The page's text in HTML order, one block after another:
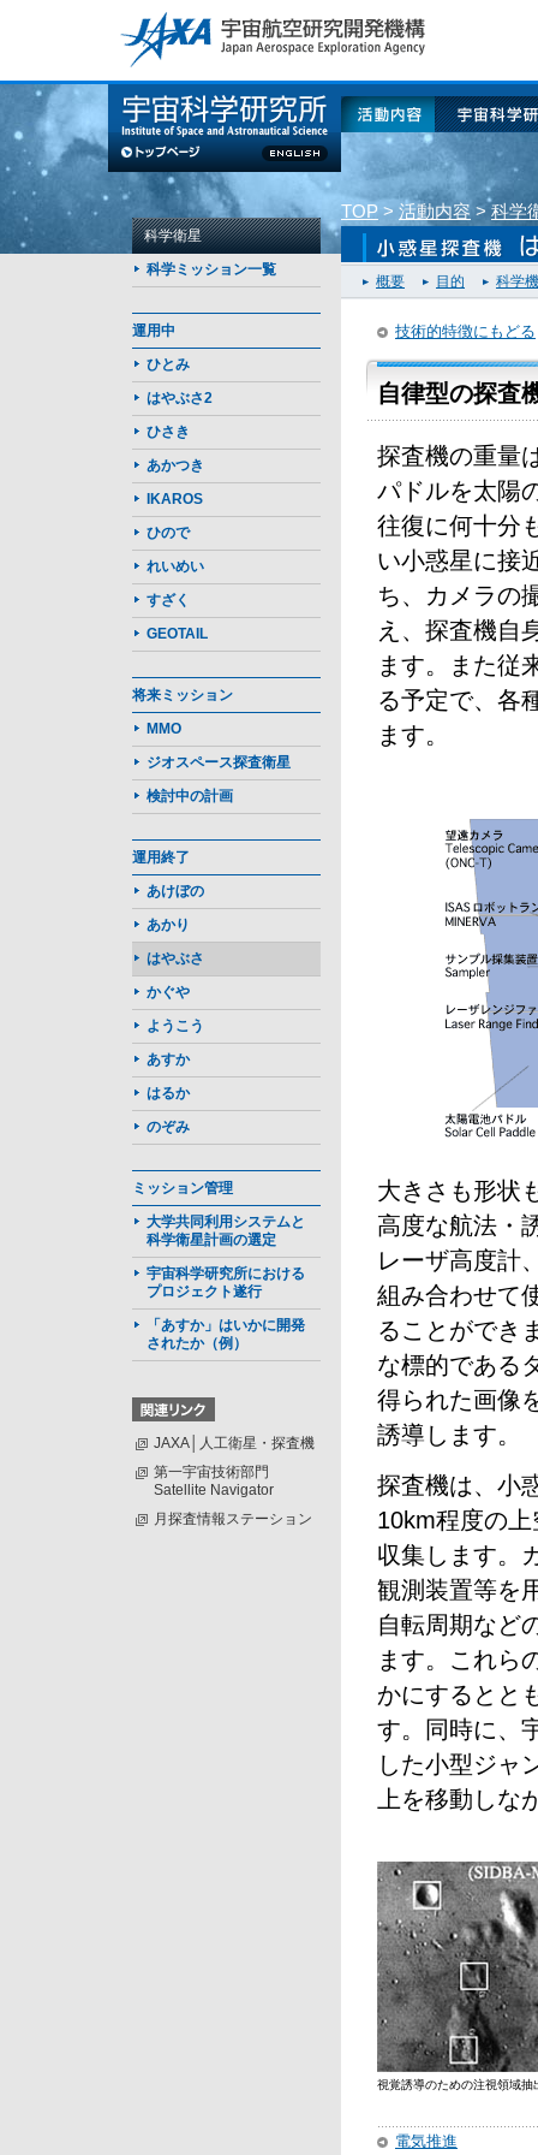
このページの本文へ
活動内容 宇宙科学
TOP > 活動内容 > 科学
概要 目的 科学
技術的特徴にもどる
自律型の探査
探査機の重量
パドルを太陽
往復に何十分
い小惑星に接
ち、カメラの
え、探査機自
ます。また従
る予定で、各
ます。
大きさも形状
高度な航法・
レーザ高度計
組み合わせて
ることができ
な標的である
得られた画像
誘導します。
探査機は、小
10km程度の
収集します。
観測装置等を
自転周期など
ます。これら
かにするとと
す。同時に、
した小型ジャ
上を移動しな
視覚誘導のための注視領域抽
電気推進
科学衛星
科学ミッション一覧
運用中
ひとみ
はやぶさ2
ひさき
あかつき
IKAROS
ひので
れいめい
すざく
GEOTAIL
将来ミッション
MMO
ジオスペース探査衛星
検討中の計画
運用終了
あけぼの
あかり
はやぶさ
かぐや
ようこう
あすか
はるか
のぞみ
ミッション管理
大学共同利用システムと
科学衛星計画の選定
宇宙科学研究所における
プロジェクト遂行
「あすか」はいかに開発
されたか（例）
JAXA│人工衛星・探査機
第一宇宙技術部門
Satellite Navigator
月探査情報ステーション